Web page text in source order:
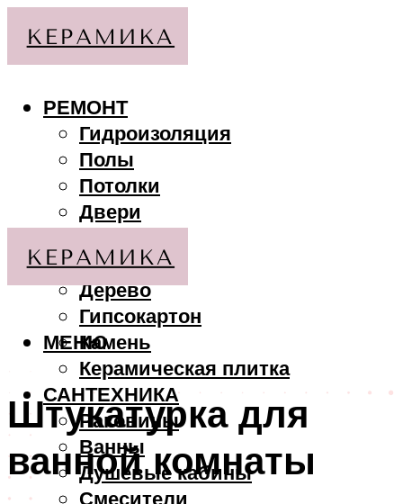
РЕМОНТ
Гидроизоляция
Полы
Потолки
Двери
МАТЕРИАЛЫ
Дерево
Гипсокартон
Камень
Керамическая плитка
САНТЕХНИКА
Раковины
Ванны
Душевые кабины
Смесители
МЕНЮ
Штукатурка для
ванной комнаты